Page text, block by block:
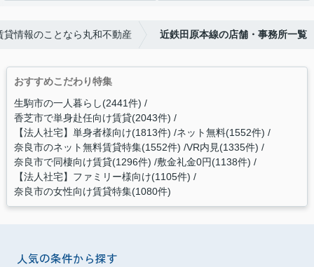
貸情報のことなら丸和不動産 近鉄田原本線の店舗・事務所一覧
おすすめこだわり特集
生駒市の一人暮らし(2441件)
香芝市で単身赴任向け賃貸(2043件)
【法人社宅】単身者様向け(1813件) ネット無料(1552件)
奈良市のネット無料賃貸特集(1552件) VR内見(1335件)
奈良市で同棲向け賃貸(1296件) 敷金礼金0円(1138件)
【法人社宅】ファミリー様向け(1105件)
奈良市の女性向け賃貸特集(1080件)
人気の条件から探す